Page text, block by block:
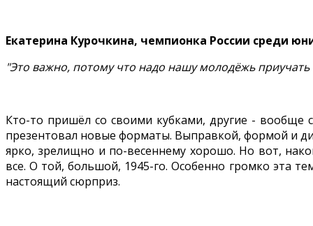
Екатерина Курочкина, чемпионка России среди
"Это важно, потому что надо нашу молодёжь
Кто-то пришёл со своими кубками, другие - вообще
презентовал новые форматы. Выправкой, формой и
ярко, зрелищно и по-весеннему хорошо. Но вот,
все. О той, большой, 1945-го. Особенно громко эта
настоящий сюрприз.